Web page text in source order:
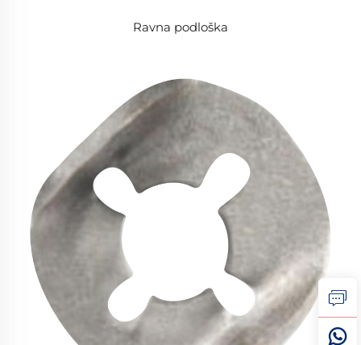
Ravna podloška